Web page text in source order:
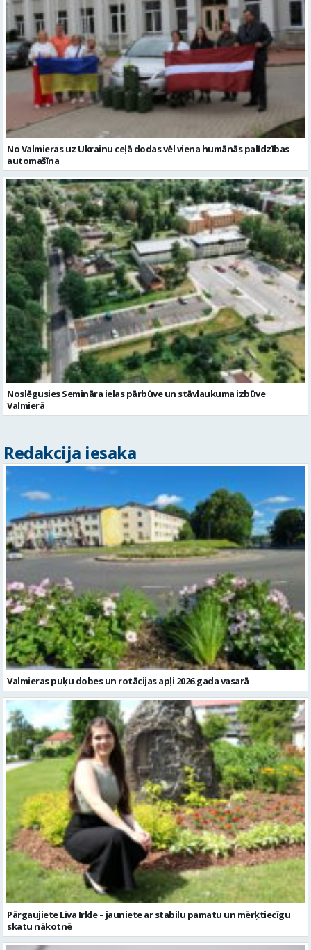
No Valmieras uz Ukrainu ceļā dodas vēl viena humānās palīdzības
automašīna
Noslēgusies Semināra ielas pārbūve un stāvlaukuma izbūve
Valmierā
Redakcija iesaka
Valmieras puķu dobes un rotācijas apļi 2026.gada vasarā
Pārgaujiete Līva Irkle – jauniete ar stabilu pamatu un mērķtiecīgu
skatu nākotnē